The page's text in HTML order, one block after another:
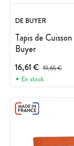
DE BUYER
Tapis de
Buyer
16,61 € Prix avant
19,65 €
En stock